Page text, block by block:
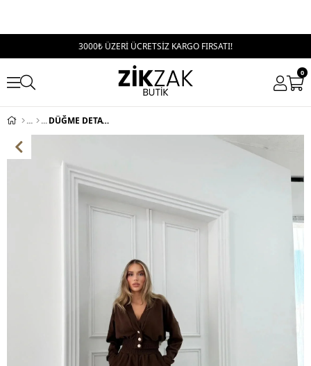
3000₺ ÜZERİ ÜCRETSİZ KARGO FIRSATI!
0
DÜĞME DETAY HIRKA VE PANTOLONLU SELANİK KUMAŞ TAKIM KAHVE